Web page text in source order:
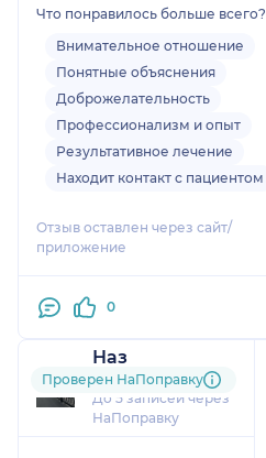
с ним. Причем, не только
встречаясь в поликлинике,
но и он был на связи в
мессенджере, где всегда
можно было обратиться с
вопросом. Благодарю за
Не надеялась даже
аллергию ( у меня , как
летом выходить в поле и
Что понравилось больше всего?
Внимательное отношение
Понятные объяснения
Доброжелательность
Профессионализм и опыт
Результативное лечение
Находит контакт с пациентом
Отзыв оставлен через сайт/
приложение
0
Наз
29 отзывов
До 5 записей через
НаПоправку
Проверен НаПоправку